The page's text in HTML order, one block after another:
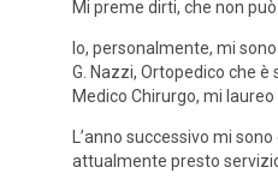
Mi preme dirti, che non
Io, personalmente, mi
G. Nazzi, Ortopedico che
Medico Chirurgo, mi
L’anno successivo mi
attualmente presto